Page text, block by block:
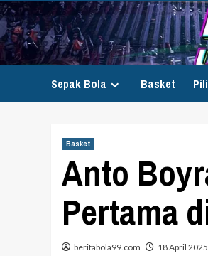
Skip
to
content
Sepak Bola Basket
Basket
Anto
Pertama
beritabola99.com 18 April 2025